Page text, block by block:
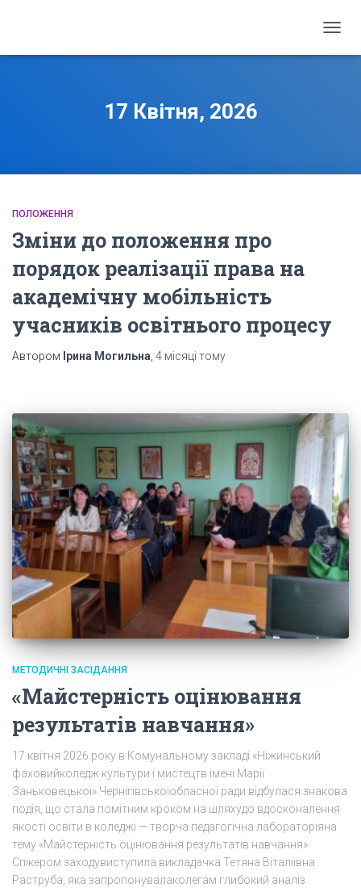
17 Квітня, 2026
ПОЛОЖЕННЯ
Зміни до положення про
порядок реалізації права на
академічну мобільність
учасників освітнього процесу
Автором Ірина Могильна 4 місяці тому
МЕТОДИЧНІ ЗАСІДАННЯ
«Майстерність оцінювання
результатів навчання»
17 квітня 2026 року в Комунальному закладі «Ніжинський
фаховийколедж культури і мистецтв імені Марії
Заньковецької» Чернігівськоїобласної ради відбулася знакова
подія, що стала помітним кроком на шляхудо вдосконалення
якості освіти в коледжі — творча педагогічна лабораторіяна
тему «Майстерність оцінювання результатів навчання».
Спікером заходувиступила викладачка Тетяна Віталіївна
Раструба, яка запропонувалаколегам глибокий аналіз